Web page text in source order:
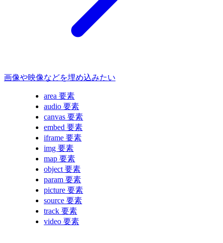
画像や映像などを埋め込みたい
area 要素
audio 要素
canvas 要素
embed 要素
iframe 要素
img 要素
map 要素
object 要素
param 要素
picture 要素
source 要素
track 要素
video 要素